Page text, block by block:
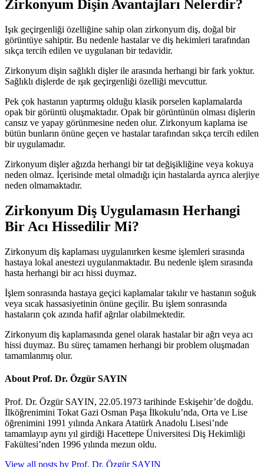
Zirkonyum Dişin Avantajları Nelerdir?
Işık geçirgenliği özelliğine sahip olan zirkonyum diş, doğal bir
görüntüye sahiptir. Bu nedenle hastalar ve diş hekimleri tarafından
sıkça tercih edilen ve uygulanan bir tedavidir.
Zirkonyum dişin sağlıklı dişler ile arasında herhangi bir fark yoktur.
Sağlıklı dişlerde de ışık geçirgenliği özelliği mevcuttur.
Pek çok hastanın yaptırmış olduğu klasik porselen kaplamalarda
opak bir görüntü oluşmaktadır. Opak bir görüntünün olması dişlerin
cansız ve yapay görünmesine neden olur. Zirkonyum kaplama ise
bütün bunların önüne geçen ve hastalar tarafından sıkça tercih edilen
bir uygulamadır.
Zirkonyum dişler ağızda herhangi bir tat değişikliğine veya kokuya
neden olmaz. İçerisinde metal olmadığı için hastalarda ayrıca alerjiye
neden olmamaktadır.
Zirkonyum Diş Uygulamasın Herhangi
Bir Acı Hissedilir Mi?
Zirkonyum diş kaplaması uygulanırken kesme işlemleri sırasında
hastaya lokal anestezi uygulanmaktadır. Bu nedenle işlem sırasında
hasta herhangi bir acı hissi duymaz.
İşlem sonrasında hastaya geçici kaplamalar takılır ve hastanın soğuk
veya sıcak hassasiyetinin önüne geçilir. Bu işlem sonrasında
hastaların çok azında hafif ağrılar olabilmektedir.
Zirkonyum diş kaplamasında genel olarak hastalar bir ağrı veya acı
hissi duymaz. Bu süreç tamamen herhangi bir problem oluşmadan
tamamlanmış olur.
About Prof. Dr. Özgür SAYIN
Prof. Dr. Özgür SAYIN, 22.05.1973 tarihinde Eskişehir’de doğdu.
İlköğrenimini Tokat Gazi Osman Paşa İlkokulu’nda, Orta ve Lise
öğrenimini 1991 yılında Ankara Atatürk Anadolu Lisesi’nde
tamamlayıp aynı yıl girdiği Hacettepe Üniversitesi Diş Hekimliği
Fakültesi’nden 1996 yılında mezun oldu.
View all posts by Prof. Dr. Özgür SAYIN